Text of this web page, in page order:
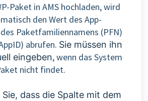
Paket in AMS hochladen, wird
den Wert des App-
Paketfamiliennamens (PFN)
abrufen. Sie müssen ihn
eingeben, wenn das System
nicht findet.
dass die Spalte mit dem